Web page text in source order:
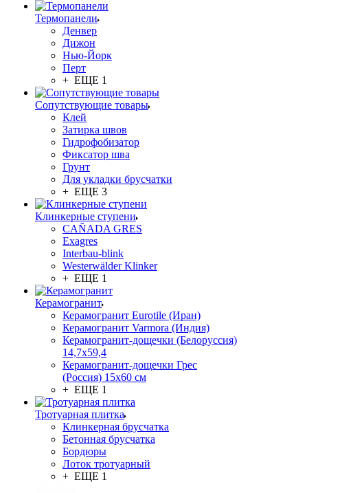
Термопанели
Денвер
Дижон
Нью-Йорк
Перт
+ ЕЩЕ 1
Сопутствующие товары
Клей
Затирка швов
Гидрофобизатор
Фиксатор шва
Грунт
Для укладки брусчатки
+ ЕЩЕ 3
Клинкерные ступени
CAÑADA GRES
Exagres
Interbau-blink
Westerwälder Klinker
+ ЕЩЕ 1
Керамогранит
Керамогранит Eurotile (Иран)
Керамогранит Varmora (Индия)
Керамогранит-дощечки (Белоруссия)
14,7x59,4
Керамогранит-дощечки Грес
(Россия) 15х60 см
+ ЕЩЕ 1
Тротуарная плитка
Клинкерная брусчатка
Бетонная брусчатка
Бордюры
Лоток тротуарный
+ ЕЩЕ 1